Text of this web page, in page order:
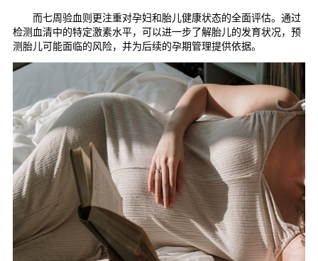
而七周验血则更注重对孕妇和胎儿健康状态的全面评估。通过
检测血清中的特定激素水平，可以进一步了解胎儿的发育状况，预
测胎儿可能面临的风险，并为后续的孕期管理提供依据。